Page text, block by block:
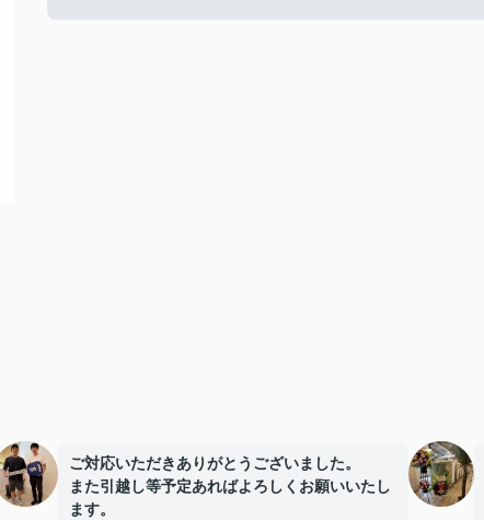
ご対応いただきありがとうございました。
また引越し等予定あればよろしくお願いいたし
ます。